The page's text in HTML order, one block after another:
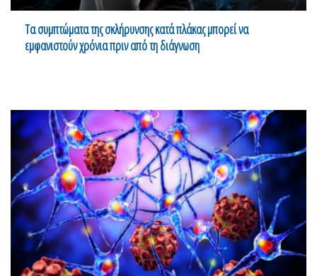
Τα συμπτώματα της σκλήρυνσης κατά πλάκας μπορεί να
εμφανιστούν χρόνια πριν από τη διάγνωση